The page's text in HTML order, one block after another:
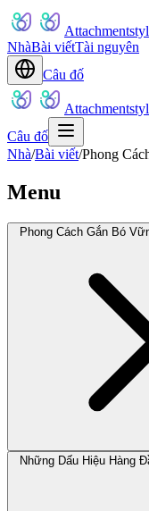
NhàBài viếtTài nguyên
Câu đố
Câu đố
Nhà/Bài viết/Phong
Menu
Phong Cách Gắn Bó
Những Dấu Hiệu Hàng